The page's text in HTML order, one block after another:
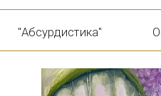
"На картошку!"